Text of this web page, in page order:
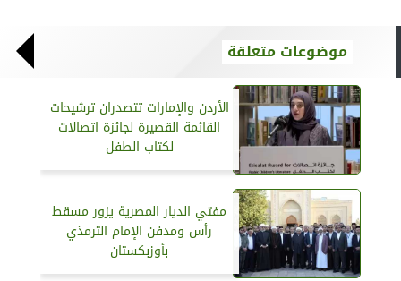
موضوعات متعلقة
الأردن والإمارات تتصدران ترشيحات
القائمة القصيرة لجائزة اتصالات
لكتاب الطفل
مفتي الديار المصرية يزور مسقط
رأس ومدفن الإمام الترمذي
بأوزبكستان